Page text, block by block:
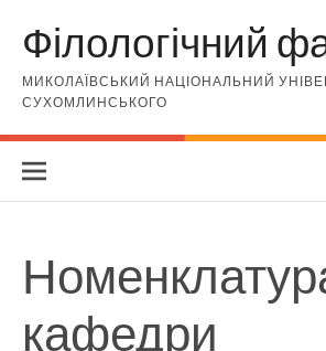
Філологічний
МИКОЛАЇВСЬКИЙ НАЦІОНАЛЬНИЙ
СУХОМЛИНСЬКОГО
кафедри